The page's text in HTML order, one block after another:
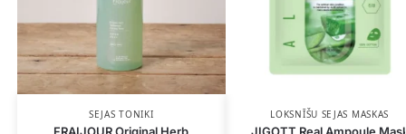
SEJAS TONIKI LOKSNĪŠU SEJAS MASKAS